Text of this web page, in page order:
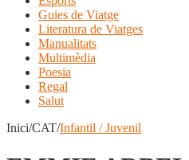
Guies de Viatge
Literatura de Viatges
Manualitats
Multimèdia
Poesia
Regal
Salut
Inici/CAT/Infantil / Juvenil